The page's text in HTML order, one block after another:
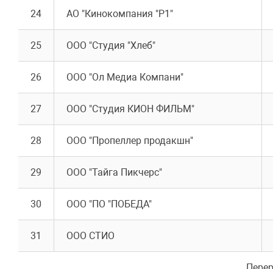
24 АО "Кинокомпания "Р1"
25 ООО "Студия "Хлеб"
26 ООО "Ол Медиа Компани"
27 ООО "Студия КИОН ФИЛЬМ"
28 ООО "Пропеллер продакшн"
29 ООО "Тайга Пикчерс"
30 ООО "ПО "ПОБЕДА"
31 ООО СТИО